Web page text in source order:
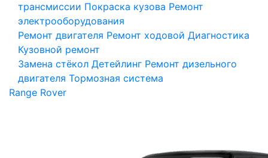
трансмиссии Покраска кузова Ремонт
электрооборудования
Ремонт двигателя Ремонт ходовой Диагностика
Кузовной ремонт
Замена стёкол Детейлинг Ремонт дизельного
двигателя Тормозная система
Range Rover